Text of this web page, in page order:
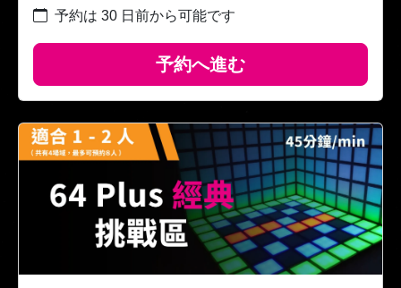
予約は 30 日前から可能です
予約へ進む